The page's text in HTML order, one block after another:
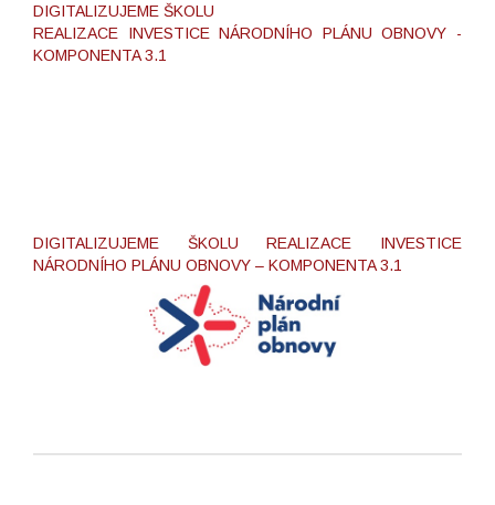
DIGITALIZUJEME ŠKOLU
REALIZACE INVESTICE NÁRODNÍHO PLÁNU OBNOVY -
KOMPONENTA 3.1
DIGITALIZUJEME ŠKOLU REALIZACE INVESTICE
NÁRODNÍHO PLÁNU OBNOVY – KOMPONENTA 3.1